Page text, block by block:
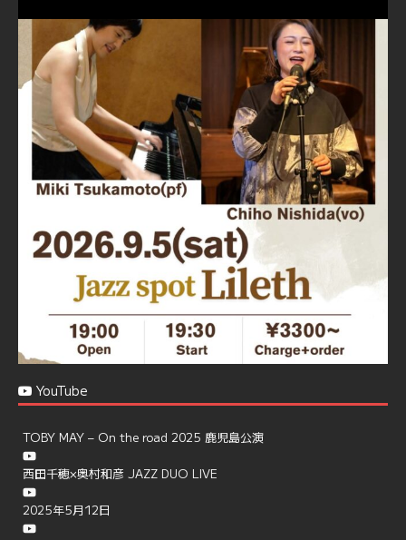
Jazz Spot Lilet · 11 11月 2024
忘年会＆新年会 ご予約承り中❣❣
☆窓辺から天文館ミリオネーション
☆JAZZの生演奏を聴きながら♪
☆地産地消に拘ったフードメニュー
プラン内容はご予算とご要望に応じてアレンジ可能ですの
で、お気軽にお問い合せください
https://jazzspotlileth.com/recommend/8650
6 7 Twitter
Load More
YouTube
TOBY MAY – On the road 2025 鹿児島公演
西田千穂×奥村和彦 JAZZ DUO LIVE
2025年5月12日